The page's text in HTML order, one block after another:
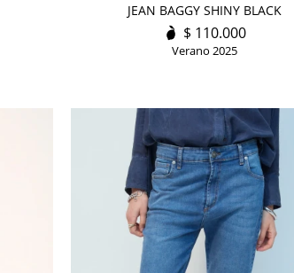
JEAN BAGGY SHINY BLACK
$ 110.000
Verano 2025